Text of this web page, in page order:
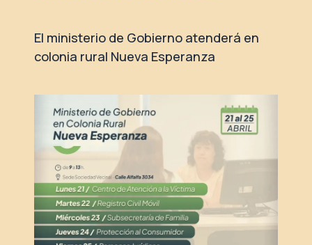
El ministerio de Gobierno atenderá en
colonia rural Nueva Esperanza